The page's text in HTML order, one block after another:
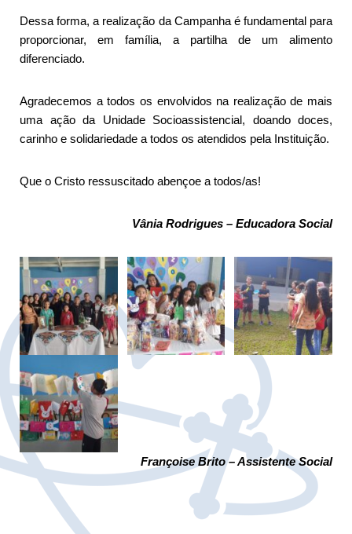
Dessa forma, a realização da Campanha é fundamental para
proporcionar, em família, a partilha de um alimento
diferenciado.
Agradecemos a todos os envolvidos na realização de mais
uma ação da Unidade Socioassistencial, doando doces,
carinho e solidariedade a todos os atendidos pela Instituição.
Que o Cristo ressuscitado abençoe a todos/as!
Vânia Rodrigues – Educadora Social
Françoise Brito – Assistente Social